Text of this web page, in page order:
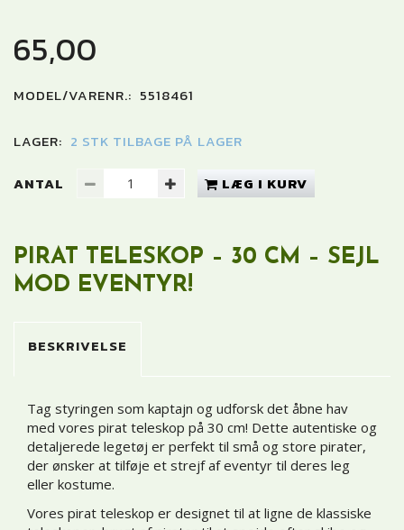
65,00
MODEL/VARENR.: 5518461
LAGER: 2 STK TILBAGE PÅ LAGER
ANTAL LÆG I KURV
PIRAT TELESKOP – 30 CM – SEJL
MOD EVENTYR!
BESKRIVELSE
Tag styringen som kaptajn og udforsk det åbne hav
med vores pirat teleskop på 30 cm! Dette autentiske og
detaljerede legetøj er perfekt til små og store pirater,
der ønsker at tilføje et strejf af eventyr til deres leg
eller kostume.
Vores pirat teleskop er designet til at ligne de klassiske